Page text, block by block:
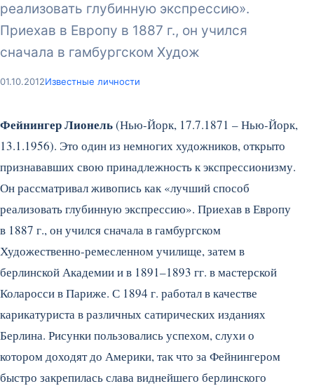
реализовать глубинную экспрессию».
Приехав в Европу в 1887 г., он учился
сначала в гамбургском Худож
01.10.2012Известные личности
Фейнингер Лионель(Нью-Йорк, 17.7.1871 – Нью-Йорк,
13.1.1956). Это один из немногих художников, открыто
признававших свою принадлежность к экспрессионизму.
Он рассматривал живопись как «лучший способ
реализовать глубинную экспрессию». Приехав в Европу
в 1887 г., он учился сначала в гамбургском
Художественно-ремесленном училище, затем в
берлинской Академии и в 1891–1893 гг. в мастерской
Коларосси в Париже. С 1894 г. работал в качестве
карикатуриста в различных сатирических изданиях
Берлина. Рисунки пользовались успехом, слухи о
котором доходят до Америки, так что за Фейнингером
быстро закрепилась слава виднейшего берлинского